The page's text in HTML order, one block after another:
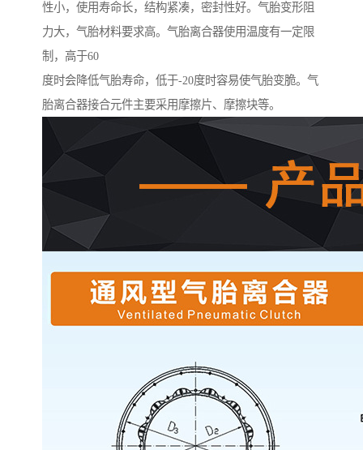
性小，使用寿命长，结构紧凑，密封性好。气胎变形阻
力大，气胎材料要求高。气胎离合器使用温度有一定限
制，高于60
度时会降低气胎寿命，低于-20度时容易使气胎变脆。气
胎离合器接合元件主要采用摩擦片、摩擦块等。